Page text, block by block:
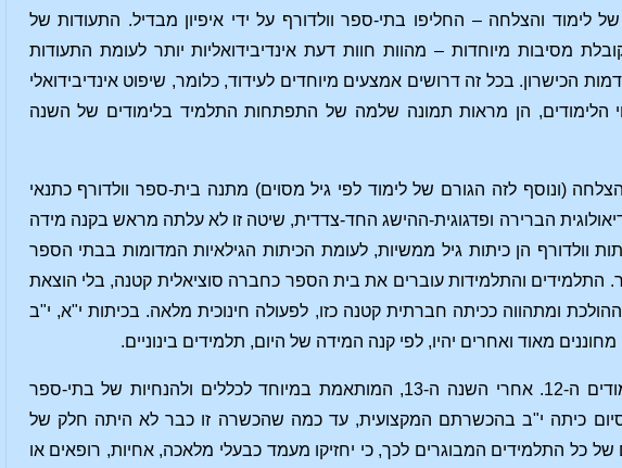
והצלחה – החליפו בתי-ספר וולדורף על ידי איפיון מבדיל. התעודות של
מסיבות מיוחדות – מהוות חוות דעת אינדיבידואליות יותר לעומת התעודות
בכל זה דרושים אמצעים מיוחדים לעידוד, כלומר, שיפוט אינדיבידואלי
הלימודים, הן מראות תמונה שלמה של התפתחות התלמיד בלימודים של השנה
(ונוסף לזה הגורם של לימוד לפי גיל מסוים) מתנה בית-ספר וולדורף כתנאי
הברירה ופדגוגית-ההישג החד-צדדית, שיטה זו לא עלתה מראש בקנה מידה
הן כיתות גיל ממשיות, לעומת הכיתות הגילאיות המדומות בבתי הספר
התלמידים והתלמידות עוברים את בית הספר כחברה סוציאלית קטנה, בלי הוצאת
ומתהווה ככיתה חברתית קטנה כזו, לפעולה חינוכית מלאה. בכיתות י"א, י"ב
מאוד ואחרים יהיו, לפי קנה המידה של היום, תלמידים בינוניים.
תורת החינוך וולדורף המיוחדת מסיימת את לימודיה אחרי שנת הלימודים ה-12. אחרי השנה ה-13, המותאמת במיוחד לכללים ולהנחיות של בתי-ספר
כיתה י"ב בהכשרתם המקצועית, עד כמה שהכשרה זו כבר לא היתה חלק של
כל התלמידים המבוגרים לכך, כי יחזיקו מעמד כבעלי מלאכה, אחיות, רופאים או